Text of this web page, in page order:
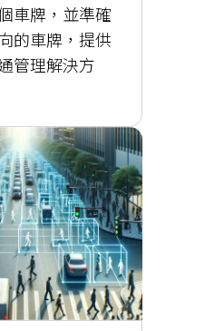
車牌，並準確
的車牌，提供
管理解決方